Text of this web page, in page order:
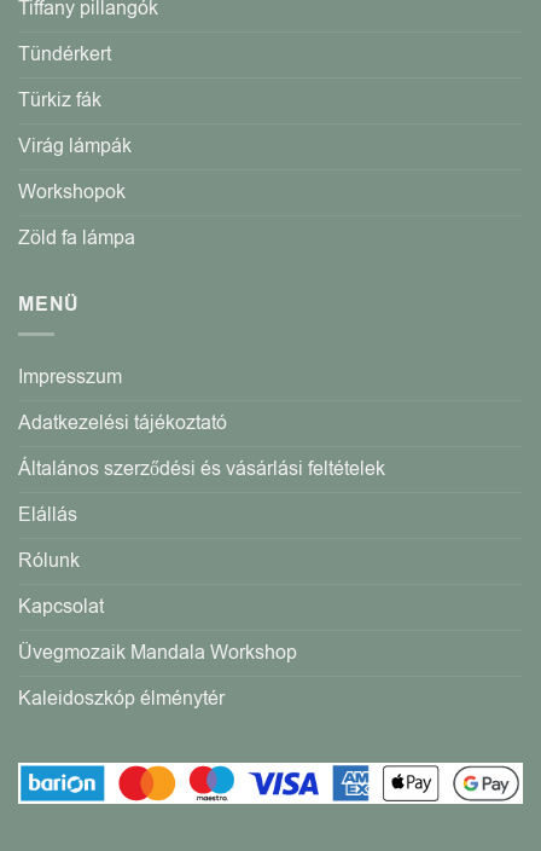
Tiffany pillangók
Tündérkert
Türkiz fák
Virág lámpák
Workshopok
Zöld fa lámpa
MENÜ
Impresszum
Adatkezelési tájékoztató
Általános szerződési és vásárlási feltételek
Elállás
Rólunk
Kapcsolat
Üvegmozaik Mandala Workshop
Kaleidoszkóp élménytér